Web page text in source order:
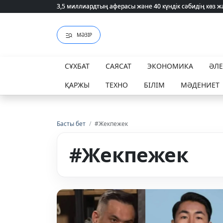
3,5 миллиардтың аферасы және 40 күндік сәбидің
3,5 миллиардтың аферасы және 40 күндік сәбидің
МӘЗІР
СҰХБАТ САЯСАТ ЭКОНОМИКА
ҚАРЖЫ
ТЕХНО БІЛІМ МӘДЕНИЕТ
Басты бет / #Жекпежек
#Жекпежек